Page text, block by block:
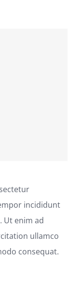
incididunt
Ut enim ad
ullamco
consequat.